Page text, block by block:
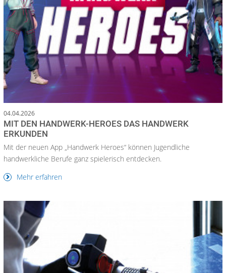
04.04.2026
MIT DEN HANDWERK-HEROES DAS HANDWERK
ERKUNDEN
Mit der neuen App „Handwerk Heroes“ können Jugendliche
handwerkliche Berufe ganz spielerisch entdecken.
Mehr erfahren